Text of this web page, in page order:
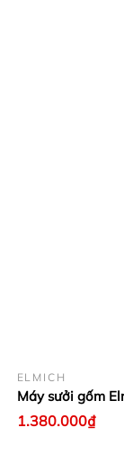
ELMICH
Máy sưởi gốm
1.380.000₫